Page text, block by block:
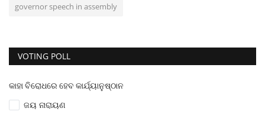
governor speech in assembly
VOTING POLL
କାହା ବିରୋଧରେ ହେବ କାର୍ଯ୍ୟାନୁଷ୍ଠାନ
ଜୟ ନାରାୟଣ